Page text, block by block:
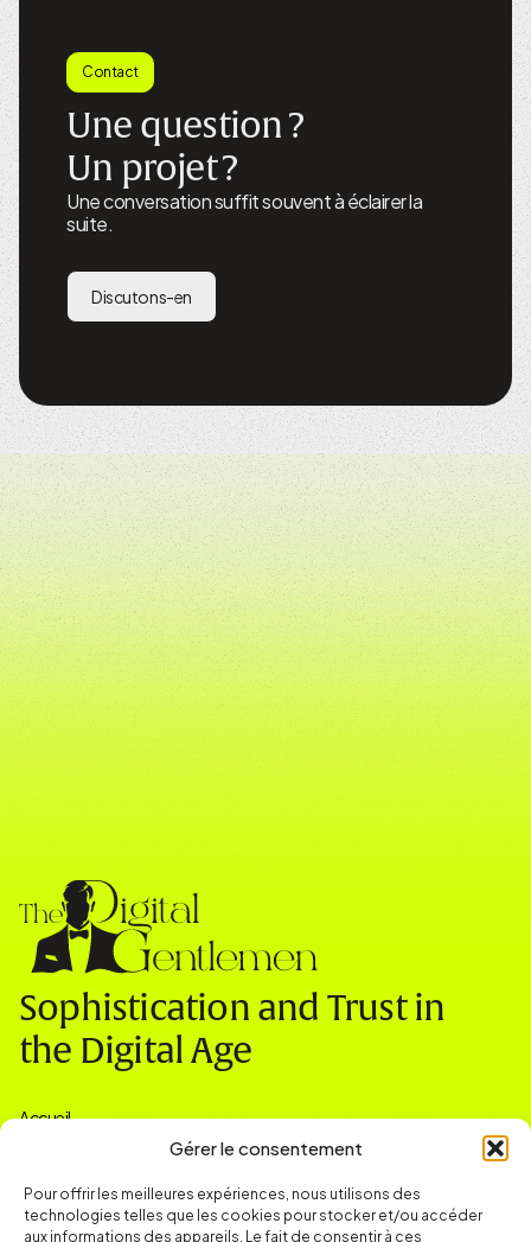
Gérer le consentement
Pour offrir les meilleures expériences, nous utilisons des
technologies telles que les cookies pour stocker et/ou accéder
aux informations des appareils. Le fait de consentir à ces
Contact
Une question ?
Un projet ?
Une conversation suffit souvent à éclairer la
suite.
Discutons-en
Sophistication and Trust in
the Digital Age
Accueil
Actualités & Ressources
Contact
contact@thedigitalgentlemen.com